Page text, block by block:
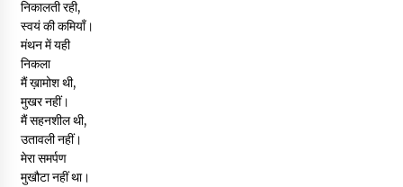
निकालती रही,
स्वयं की कमियाँ।
मंथन में यही
निकला
मैं ख़ामोश थी,
मुखर नहीं।
मैं सहनशील थी,
उतावली नहीं।
मेरा समर्पण
मुखौटा नहीं था।